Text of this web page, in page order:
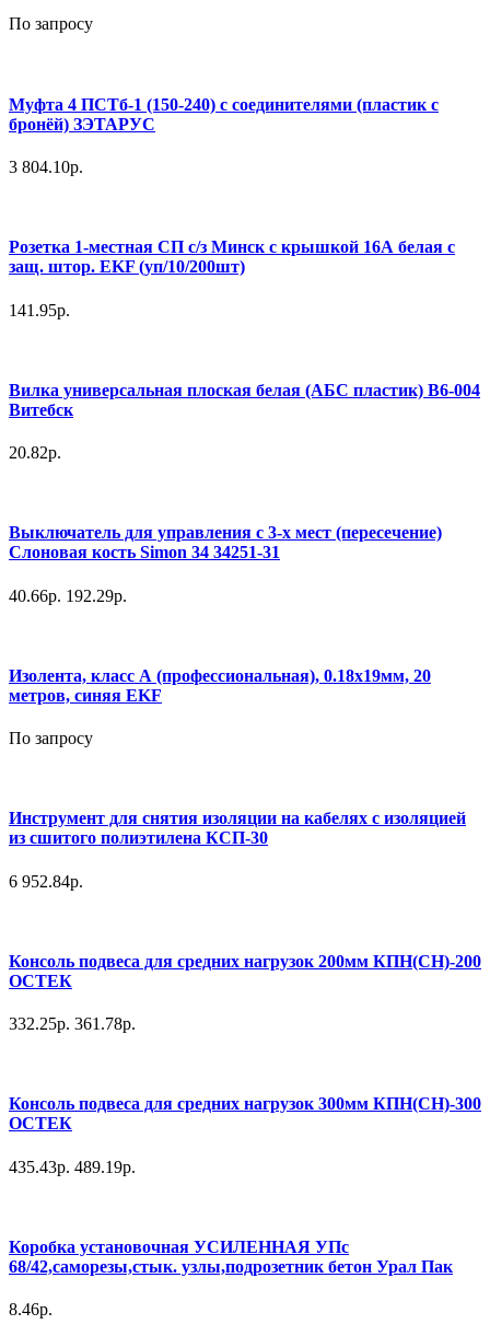
По запросу
Муфта 4 ПСТб-1 (150-240) с соединителями (пластик с
бронёй) ЗЭТАРУС
3 804.10р.
Розетка 1-местная СП с/з Минск с крышкой 16А белая с
защ. штор. EKF (уп/10/200шт)
141.95р.
Вилка универсальная плоская белая (АБС пластик) В6-004
Витебск
20.82р.
Выключатель для управления с 3-х мест (пересечение)
Слоновая кость Simon 34 34251-31
40.66р. 192.29р.
Изолента, класс А (профессиональная), 0.18х19мм, 20
метров, синяя EKF
По запросу
Инструмент для снятия изоляции на кабелях с изоляцией
из сшитого полиэтилена КСП-30
6 952.84р.
Консоль подвеса для средних нагрузок 200мм КПН(СН)-200
ОСТЕК
332.25р. 361.78р.
Консоль подвеса для средних нагрузок 300мм КПН(СН)-300
ОСТЕК
435.43р. 489.19р.
Коробка установочная УСИЛЕННАЯ УПс
68/42,саморезы,стык. узлы,подрозетник бетон Урал Пак
8.46р.